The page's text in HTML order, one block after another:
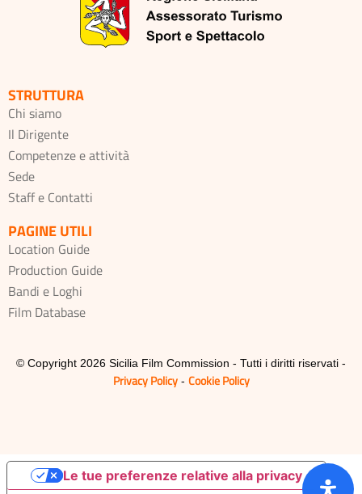
STRUTTURA
Chi siamo
Il Dirigente
Competenze e attività
Sede
Staff e Contatti
PAGINE UTILI
Location Guide
Production Guide
Bandi e Loghi
Film Database
© Copyright 2026 Sicilia Film Commission - Tutti i diritti riservati -
Privacy Policy- Cookie Policy
Le tue preferenze relative alla privacy